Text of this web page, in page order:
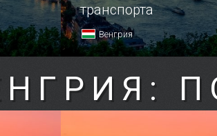
транспорта
Венгрия